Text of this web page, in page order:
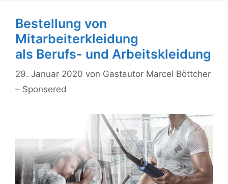
Bestellung von
Mitarbeiterkleidung
als Berufs- und Arbeitskleidung
29. Januar 2020 von Gastautor Marcel Böttcher
– Sponsered